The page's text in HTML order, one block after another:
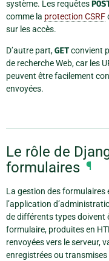
système. Les requêtes
comme la protection CSRF
sur les accès.
D’autre part,GETconvient
de recherche Web, car les
peuvent être facilement
envoyées.
Le rôle de
formulaires ¶
La gestion des formulaires
l’application
de différents types doivent
formulaire, produites en
renvoyées vers le serveur,
enregistrées ou